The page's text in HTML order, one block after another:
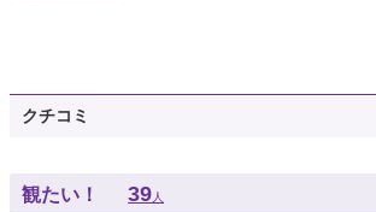
クチコミ
観たい！ 39人